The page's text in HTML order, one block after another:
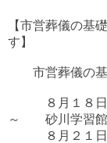
【市営葬儀の基
す】
市営葬儀の基
８月１８日
～ 砂川学習館
８月２１日